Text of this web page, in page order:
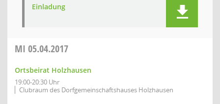
Einladung
MI 05.04.2017
Ortsbeirat Holzhausen
19:00-20:30 Uhr
Clubraum des Dorfgemeinschaftshauses Holzhausen